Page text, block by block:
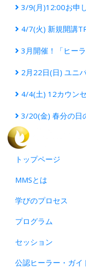
3/9(月)12:00お申
4/7(火) 新規開講
3月開催！「ヒー
2月22日(日) ユニ
4/4(土) 12カウン
3/20(金) 春分の日​
トップページ
MMSとは
学びのプロセス
プログラム
セッション
公認ヒーラー・ガイ